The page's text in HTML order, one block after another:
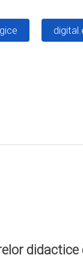
didactice